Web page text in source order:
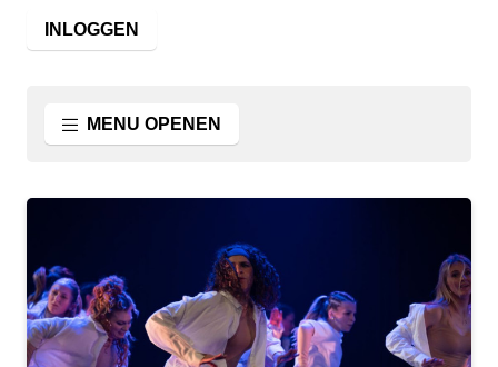
INLOGGEN
MENU OPENEN